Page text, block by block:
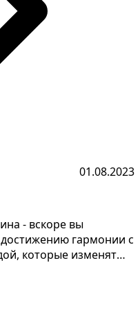
01.08.2023
- вскоре вы
гармонии с
которые изменят